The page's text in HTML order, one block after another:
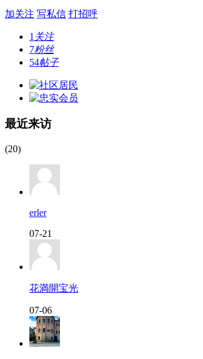
加关注 写私信 打招呼
1 关注
7粉丝
54帖子
最近来访
(20)
erler
07-21
花満開宝光
07-06